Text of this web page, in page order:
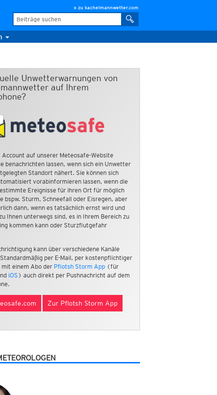
» zu kachelmannwetter.com
Unwetterwarnungen von
auf Ihrem
Account auf unserer Meteosafe-Website
benachrichten lassen, wenn sich ein Unwetter
Standort nähert. Sie können sich
vorabinformieren lassen, wenn die
Ereignisse für ihren Ort für möglich
bspw. Sturm, Schneefall oder Eisregen, aber
dann, wenn es tatsächlich ernst wird und
Ihnen unterwegs sind, es in Ihrem Bereich zu
kommen kann oder Sturzflutgefahr
kann über verschiedene Kanäle
per E-Mail, per kostenpflichtiger
mit einem Abo der Pflotsh Storm App(für
iOS ) auch direkt per Pushnachricht auf dem
Zur Pflotsh Storm App